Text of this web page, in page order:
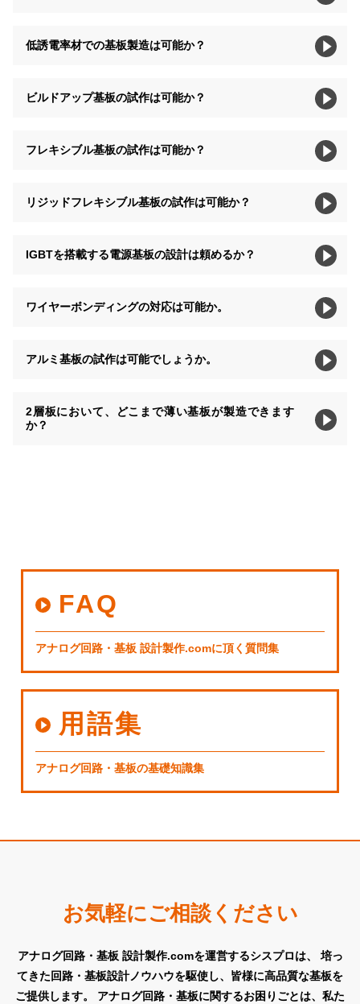
低誘電率材での基板製造は可能か？
ビルドアップ基板の試作は可能か？
フレキシブル基板の試作は可能か？
リジッドフレキシブル基板の試作は可能か？
IGBTを搭載する電源基板の設計は頼めるか？
ワイヤーボンディングの対応は可能か。
アルミ基板の試作は可能でしょうか。
2層板において、どこまで薄い基板が製造できます
か？
FAQ
アナログ回路・基板 設計製作.comに頂く質問集
用語集
アナログ回路・基板の基礎知識集
お気軽にご相談ください
アナログ回路・基板 設計製作.comを運営するシスプロは、
培っ
てきた回路・基板設計ノウハウを駆使し、皆様に高品質な基板を
ご提供します。
アナログ回路・基板に関するお困りごとは、私た